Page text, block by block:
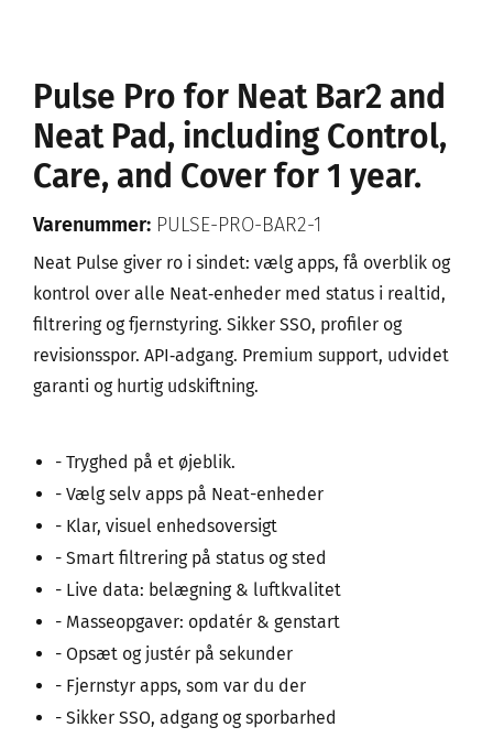
Pulse Pro for Neat Bar2 and
Neat Pad, including Control,
Care, and Cover for 1 year.
Varenummer: PULSE-PRO-BAR2-1
Neat Pulse giver ro i sindet: vælg apps, få overblik og
kontrol over alle Neat‑enheder med status i realtid,
filtrering og fjernstyring. Sikker SSO, profiler og
revisionsspor. API‑adgang. Premium support, udvidet
garanti og hurtig udskiftning.
- Tryghed på et øjeblik.
- Vælg selv apps på Neat-enheder
- Klar, visuel enhedsoversigt
- Smart filtrering på status og sted
- Live data: belægning & luftkvalitet
- Masseopgaver: opdatér & genstart
- Opsæt og justér på sekunder
- Fjernstyr apps, som var du der
- Sikker SSO, adgang og sporbarhed